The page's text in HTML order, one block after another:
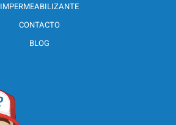
IMPERMEABILIZANTE
CONTACTO
BLOG